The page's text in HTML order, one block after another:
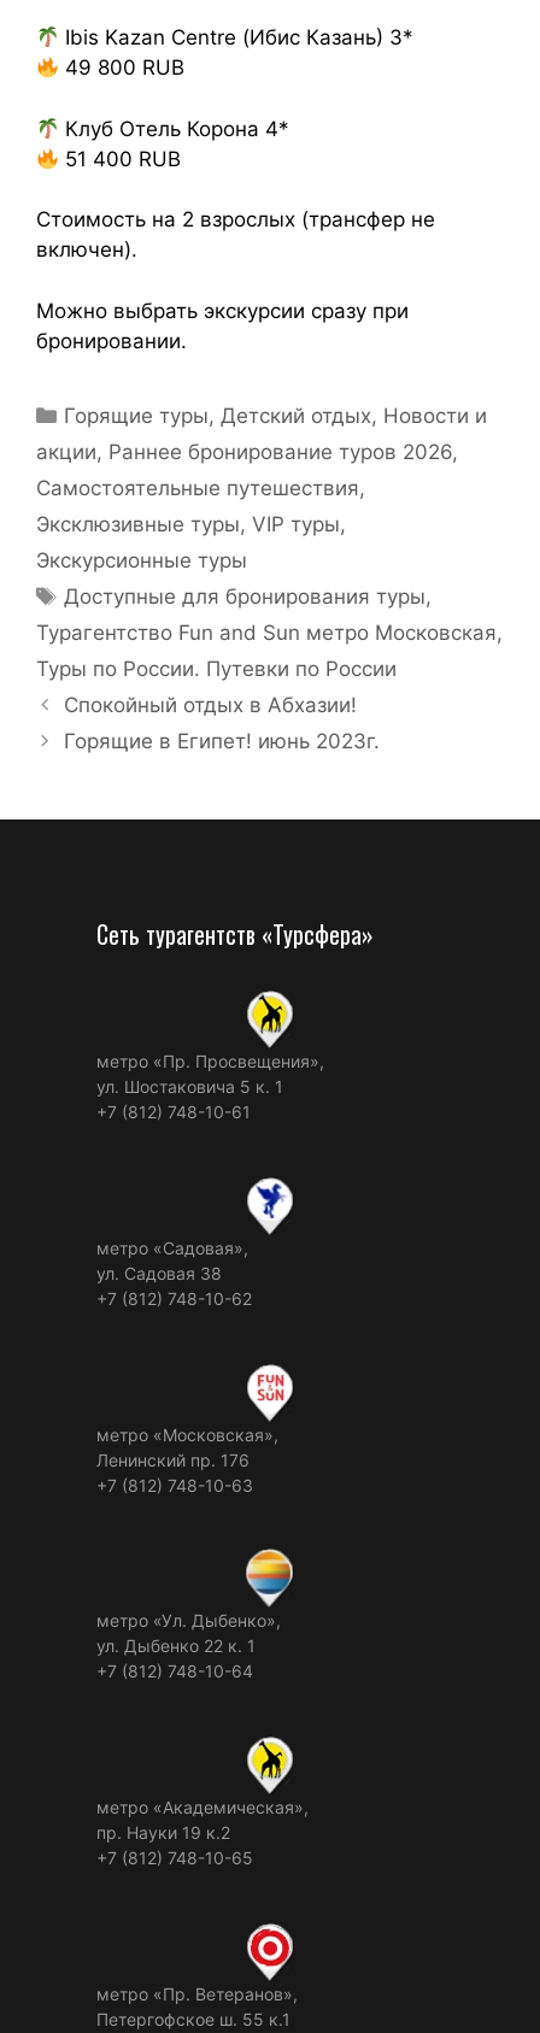
Ibis Kazan Centre (Ибис Казань) 3*
49 800 RUB
Клуб Отель Корона 4*
51 400 RUB
Стоимость на 2 взрослых (трансфер не
включен).
Можно выбрать экскурсии сразу при
бронировании.
Горящие туры,Детский отдых, Новости и
акции, Раннее бронирование туров 2026,
Самостоятельные путешествия,
Эксклюзивные туры, VIP туры,
Экскурсионные туры
Доступные для бронирования туры,
Турагентство Fun and Sun метро Московская,
Туры по России. Путевки по России
Спокойный отдых в Абхазии!
Горящие в Египет! июнь 2023г.
Сеть турагентств «Турсфера»
метро «Пр. Просвещения»,
ул. Шостаковича 5 к. 1
+7 (812) 748-10-61
метро «Садовая»,
ул. Садовая 38
+7 (812) 748-10-62
метро «Московская»,
Ленинский пр. 176
+7 (812) 748-10-63
метро «Ул. Дыбенко»,
ул. Дыбенко 22 к. 1
+7 (812) 748-10-64
метро «Академическая»,
пр. Науки 19 к.2
+7 (812) 748-10-65
метро «Пр. Ветеранов»,
Петергофское ш. 55 к.1